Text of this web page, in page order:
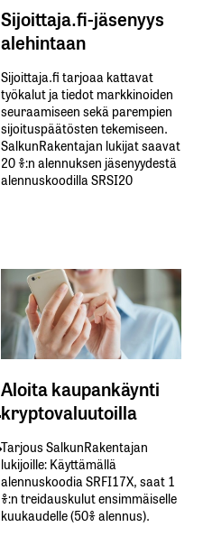
Sijoittaja.fi-jäsenyys
alehintaan
Sijoittaja.fi tarjoaa kattavat
työkalut ja tiedot markkinoiden
seuraamiseen sekä parempien
sijoituspäätösten tekemiseen.
SalkunRakentajan lukijat saavat
20 %:n alennuksen jäsenyydestä
alennuskoodilla SRSI20
Aloita kaupankäynti
kryptovaluutoilla
Tarjous SalkunRakentajan
lukijoille: Käyttämällä​ ​
alennuskoodia​ ​SRFI17X,​ ​saat​ ​1
%:n treidauskulut​ ​ensimmäiselle​ ​
kuukaudelle​ ​(50%​ ​alennus).